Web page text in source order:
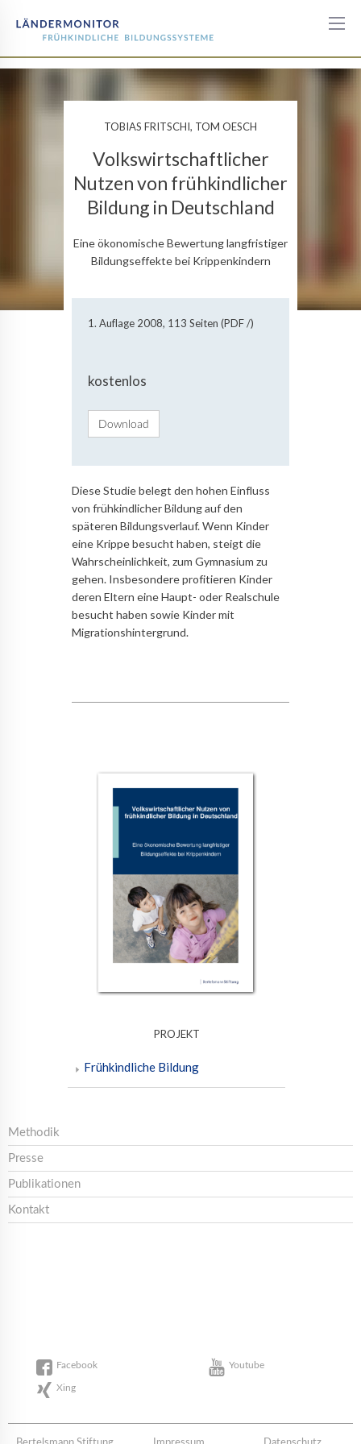
TOBIAS FRITSCHI, TOM OESCH
Volkswirtschaftlicher
Nutzen von frühkindlicher
Bildung in Deutschland
Eine ökonomische Bewertung langfristiger
Bildungseffekte bei Krippenkindern
1. Auflage 2008, 113 Seiten (PDF /)
kostenlos
Download
Diese Studie belegt den hohen Einfluss
von frühkindlicher Bildung auf den
späteren Bildungsverlauf. Wenn Kinder
eine Krippe besucht haben, steigt die
Wahrscheinlichkeit, zum Gymnasium zu
gehen. Insbesondere profitieren Kinder
deren Eltern eine Haupt- oder Realschule
besucht haben sowie Kinder mit
Migrationshintergrund.
PROJEKT
Frühkindliche Bildung
Methodik
Presse
Publikationen
Kontakt
Facebook Youtube
Xing